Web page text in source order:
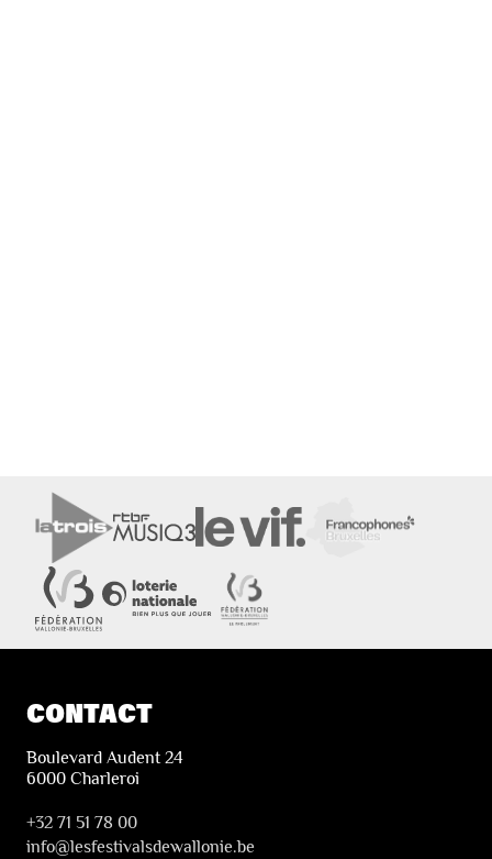
CONTACT
Boulevard Audent 24
6000 Charleroi
+32 71 51 78 00
info@lesfestivalsdewallonie.be